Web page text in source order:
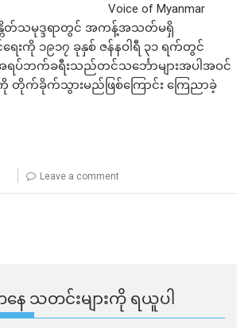
Voice of Myanmar
တိတ်သမုဒ္ဒရာတွင် အကန့်အသတ်မရှိ
ေးကို ၁၉၁၇ ခုနှစ် ဇန်နဝါရီ ၃၁ ရက်တွင်
ရပ်ဘက်ခရီးသည်တင်သင်္ဘောများအပါအဝင်
ကို တိုက်ခိုက်သွားမည်ဖြစ်ကြောင်း ကြေညာခဲ့
Leave a comment
နေ ​​သတင်းများကို ရယူပါ